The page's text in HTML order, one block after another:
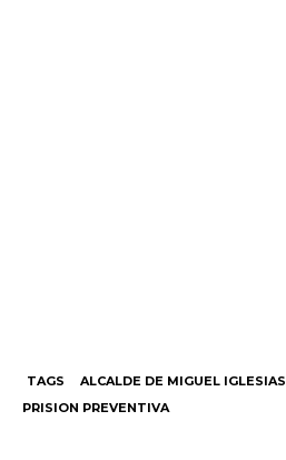
TAGS ALCALDE DE MIGUEL IGLESIAS
PRISION PREVENTIVA